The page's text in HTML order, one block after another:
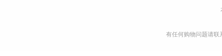
有任何购物问题请